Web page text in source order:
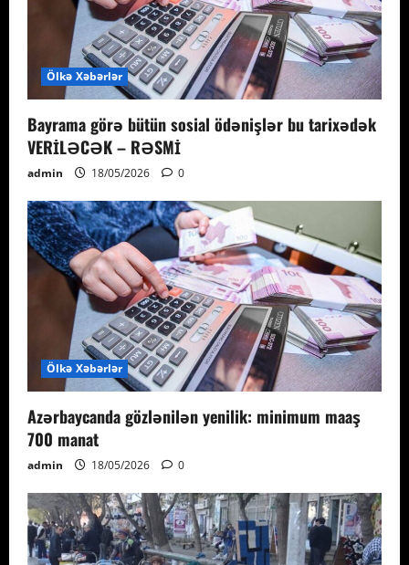
Ölkə Xəbərlər
Bayrama görə bütün sosial ödənişlər bu tarixədək
VERİLƏCƏK – RƏSMİ
admin 18/05/2026 0
Ölkə Xəbərlər
Azərbaycanda gözlənilən yenilik: minimum maaş
700 manat
admin 18/05/2026 0